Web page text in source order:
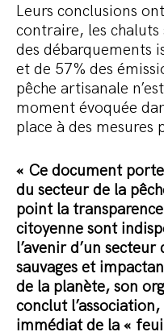
Leurs conclusions
contraire, les chaluts
des débarquements
et de 57% des
pêche artisanale
moment évoquée
place à des mesures
« Ce document
du secteur de la
point la
citoyenne sont
l’avenir d’un
sauvages et
de la planète, son
conclut
immédiat de la «